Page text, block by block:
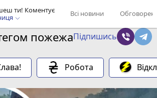
ти! Коментує
Всі новини
пожежаПідпишись
Робота